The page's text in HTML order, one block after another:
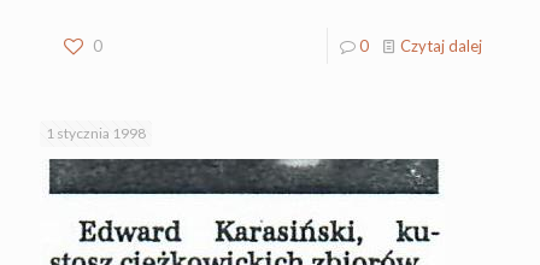
0 0 Czytaj dalej
1 stycznia 1998